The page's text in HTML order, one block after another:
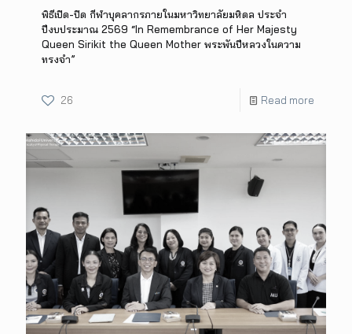
พิธีเปิด-ปิด กีฬาบุคลากรภายในมหาวิทยาลัยมหิดล ประจำ
ปีงบประมาณ 2569 “In Remembrance of Her Majesty
Queen Sirikit the Queen Mother พระพันปีหลวงในความ
ทรงจำ”
26 Read more